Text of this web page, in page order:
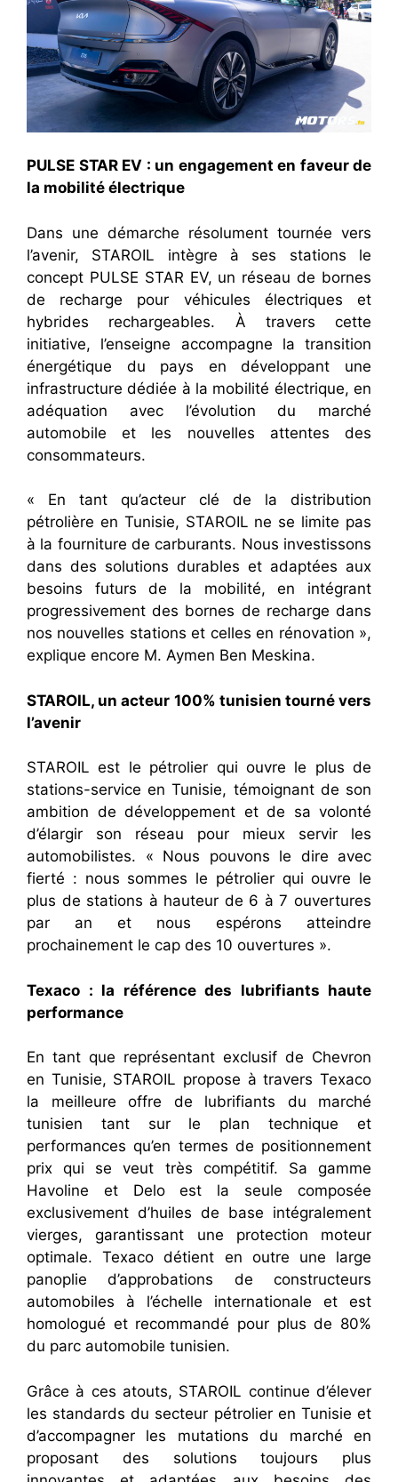
PULSE STAR EV : un engagement en faveur de
la mobilité électrique
Dans une démarche résolument tournée vers
l’avenir, STAROIL intègre à ses stations le
concept PULSE STAR EV, un réseau de bornes
de recharge pour véhicules électriques et
hybrides rechargeables. À travers cette
initiative, l’enseigne accompagne la transition
énergétique du pays en développant une
infrastructure dédiée à la mobilité électrique, en
adéquation avec l’évolution du marché
automobile et les nouvelles attentes des
consommateurs.
« En tant qu’acteur clé de la distribution
pétrolière en Tunisie, STAROIL ne se limite pas
à la fourniture de carburants. Nous investissons
dans des solutions durables et adaptées aux
besoins futurs de la mobilité, en intégrant
progressivement des bornes de recharge dans
nos nouvelles stations et celles en rénovation »,
explique encore M. Aymen Ben Meskina.
STAROIL, un acteur 100% tunisien tourné vers
l’avenir
STAROIL est le pétrolier qui ouvre le plus de
stations-service en Tunisie, témoignant de son
ambition de développement et de sa volonté
d’élargir son réseau pour mieux servir les
automobilistes. « Nous pouvons le dire avec
fierté : nous sommes le pétrolier qui ouvre le
plus de stations à hauteur de 6 à 7 ouvertures
par an et nous espérons atteindre
prochainement le cap des 10 ouvertures ».
Texaco : la référence des lubrifiants haute
performance
En tant que représentant exclusif de Chevron
en Tunisie, STAROIL propose à travers Texaco
la meilleure offre de lubrifiants du marché
tunisien tant sur le plan technique et
performances qu’en termes de positionnement
prix qui se veut très compétitif. Sa gamme
Havoline et Delo est la seule composée
exclusivement d’huiles de base intégralement
vierges, garantissant une protection moteur
optimale. Texaco détient en outre une large
panoplie d’approbations de constructeurs
automobiles à l’échelle internationale et est
homologué et recommandé pour plus de 80%
du parc automobile tunisien.
Grâce à ces atouts, STAROIL continue d’élever
les standards du secteur pétrolier en Tunisie et
d’accompagner les mutations du marché en
proposant des solutions toujours plus